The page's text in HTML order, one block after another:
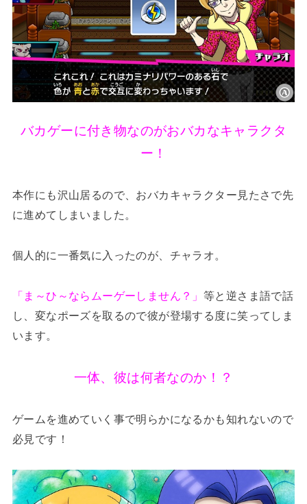
バカゲーに付き物なのがおバカなキャラクタ
ー！
本作にも沢山居るので、おバカキャラクター見たさで先
に進めてしまいました。
個人的に一番気に入ったのが、チャラオ。
「ま～ひ～ならムーゲーしません？」 等と逆さま語で話
し、変なポーズを取るので彼が登場する度に笑ってしま
います。
一体、彼は何者なのか！？
ゲームを進めていく事で明らかになるかも知れないので
必見です！